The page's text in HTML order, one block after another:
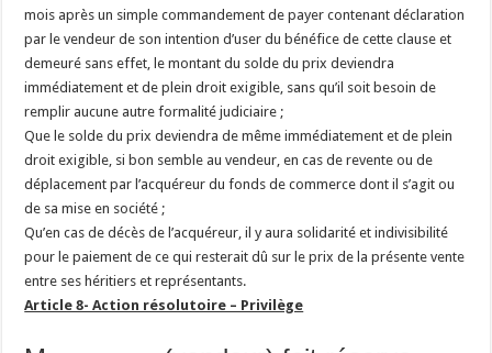
mois après un simple commandement de payer contenant déclaration
par le vendeur de son intention d’user du bénéfice de cette clause et
demeuré sans effet, le montant du solde du prix deviendra
immédiatement et de plein droit exigible, sans qu’il soit besoin de
remplir aucune autre formalité judiciaire ;
Que le solde du prix deviendra de même immédiatement et de plein
droit exigible, si bon semble au vendeur, en cas de revente ou de
déplacement par l’acquéreur du fonds de commerce dont il s’agit ou
de sa mise en société ;
Qu’en cas de décès de l’acquéreur, il y aura solidarité et indivisibilité
pour le paiement de ce qui resterait dû sur le prix de la présente vente
entre ses héritiers et représentants.
Article 8- Action résolutoire – Privilège